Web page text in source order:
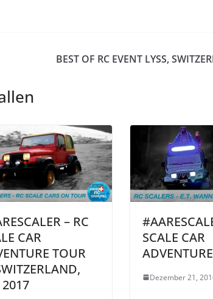
BEST OF RC EVENT LYSS,
– RC
CAR
TOUR
2017
SCALE CAR
Dezember 21,